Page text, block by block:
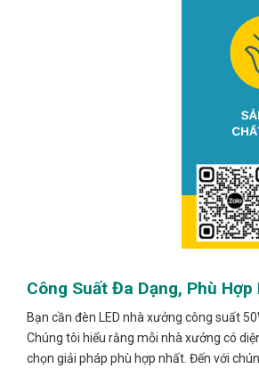
Công Suất Đa Dạng, Phù Hợp
Bạn cần đèn LED nhà xưởng công suất
Chúng tôi hiểu rằng mỗi nhà xưởng có
chọn giải pháp phù hợp nhất. Đến với